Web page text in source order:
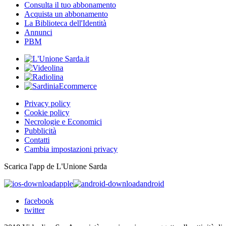
Consulta il tuo abbonamento
Acquista un abbonamento
La Biblioteca dell'Identità
Annunci
PBM
Privacy policy
Cookie policy
Necrologie e Economici
Pubblicità
Contatti
Cambia impostazioni privacy
Scarica l'app de L'Unione Sarda
apple
android
facebook
twitter